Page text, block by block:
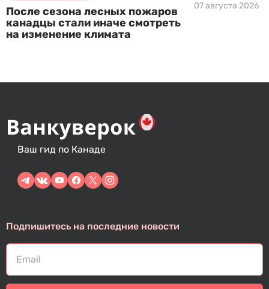
После сезона лесных пожаров
канадцы стали иначе смотреть
на изменение климата
07 августа 2026
Ваш гид по Канаде
Подпишитесь на последние новости